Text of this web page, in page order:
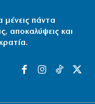
πάντα
αποκαλύψεις και